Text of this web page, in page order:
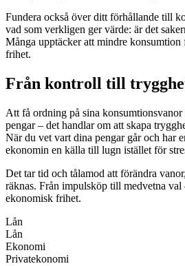
Fundera också över ditt förhållande till
vad som verkligen ger värde: är det
Många upptäcker att mindre
frihet.
Från kontroll till
Att få ordning på sina
pengar – det handlar om att skapa
När du vet vart dina pengar går och har
ekonomin en källa till lugn istället för
Det tar tid och tålamod att förändra
räknas. Från impulsköp till medvetna val
ekonomisk frihet.
Lån
Lån
Ekonomi
Privatekonomi